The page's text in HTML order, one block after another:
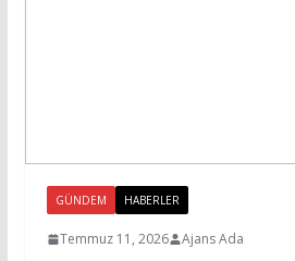
GÜNDEM HABERLER
Temmuz 11, 2026 Ajans Ada